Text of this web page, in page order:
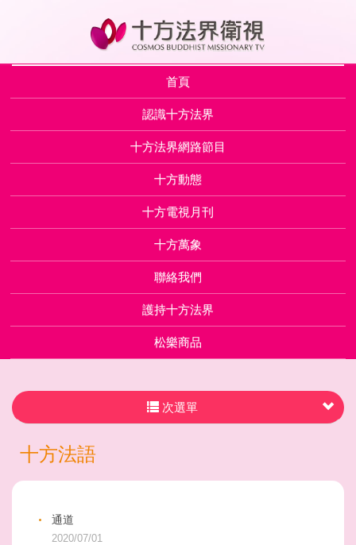
首頁
認識十方法界
十方法界網路節目
十方動態
十方電視月刊
十方萬象
聯絡我們
護持十方法界
松樂商品
次選單
十方法語
通道
2020/07/01